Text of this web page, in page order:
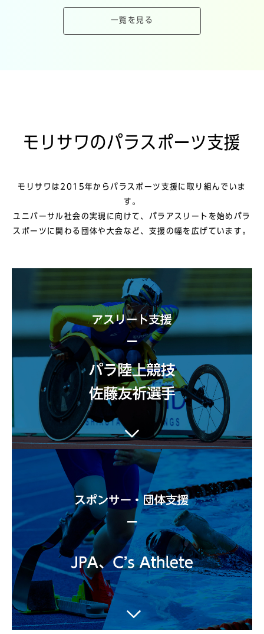
一覧を見る
モリサワのパラスポーツ支援
モリサワは2015年からパラスポーツ支援に取り組んでいま
す。
ユニバーサル社会の実現に向けて、パラアスリートを始めパラ
スポーツに関わる団体や⼤会など、⽀援の幅を広げています。